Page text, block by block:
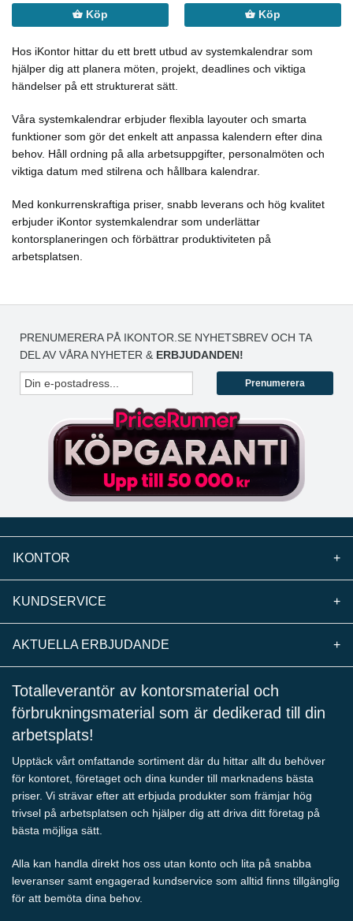
Köp Köp
Hos iKontor hittar du ett brett utbud av systemkalendrar som
hjälper dig att planera möten, projekt, deadlines och viktiga
händelser på ett strukturerat sätt.
Våra systemkalendrar erbjuder flexibla layouter och smarta
funktioner som gör det enkelt att anpassa kalendern efter dina
behov. Håll ordning på alla arbetsuppgifter, personalmöten och
viktiga datum med stilrena och hållbara kalendrar.
Med konkurrenskraftiga priser, snabb leverans och hög kvalitet
erbjuder iKontor systemkalendrar som underlättar
kontorsplaneringen och förbättrar produktiviteten på
arbetsplatsen.
PRENUMERERA PÅ IKONTOR.SE NYHETSBREV OCH TA
DEL AV VÅRA NYHETER & ERBJUDANDEN!
Prenumerera
IKONTOR +
KUNDSERVICE +
AKTUELLA ERBJUDANDE +
Totalleverantör av kontorsmaterial och
förbrukningsmaterial som är dedikerad till din
arbetsplats!
Upptäck vårt omfattande sortiment där du hittar allt du behöver
för kontoret, företaget och dina kunder till marknadens bästa
priser. Vi strävar efter att erbjuda produkter som främjar hög
trivsel på arbetsplatsen och hjälper dig att driva ditt företag på
bästa möjliga sätt.
Alla kan handla direkt hos oss utan konto och lita på snabba
leveranser samt engagerad kundservice som alltid finns tillgänglig
för att bemöta dina behov.